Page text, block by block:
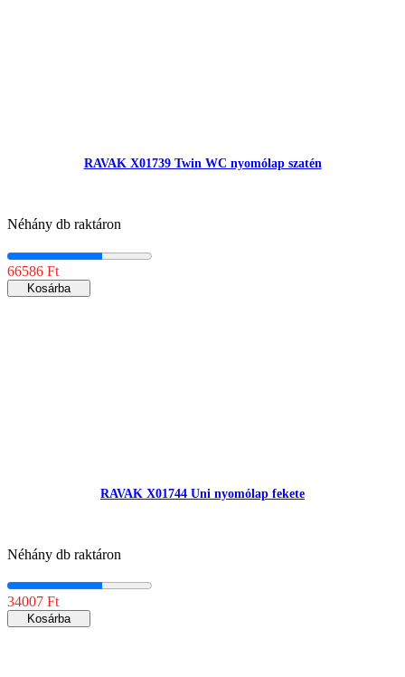
RAVAK X01739 Twin WC nyomólap szatén
Néhány db raktáron
66586 Ft
Kosárba
RAVAK X01744 Uni nyomólap fekete
Néhány db raktáron
34007 Ft
Kosárba